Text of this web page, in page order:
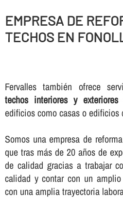
EMPRESA DE
TECHOS EN
Fervalles también ofrece
techos interiores y exteriores
edificios como casas o edificios
Somos una empresa de
que tras más de 20 años de
de calidad gracias a trabajar
calidad y contar con un
con una amplia trayectoria